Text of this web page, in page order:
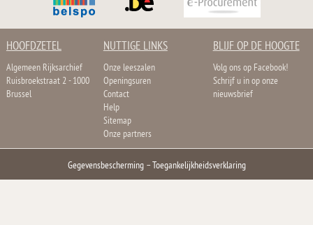
HOOFDZETEL
Algemeen Rijksarchief
Ruisbroekstraat 2 - 1000
Brussel
NUTTIGE LINKS
Onze leeszalen
Openingsuren
Contact
Help
Sitemap
Onze partners
BLIJF OP DE HOOGTE
Volg ons op Facebook!
Schrijf u in op onze
nieuwsbrief
Gegevensbescherming–Toegankelijkheidsverklaring